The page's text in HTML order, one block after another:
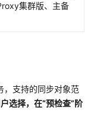
集群版、主备
，支持的同步对象范
选择，在“预检查”阶